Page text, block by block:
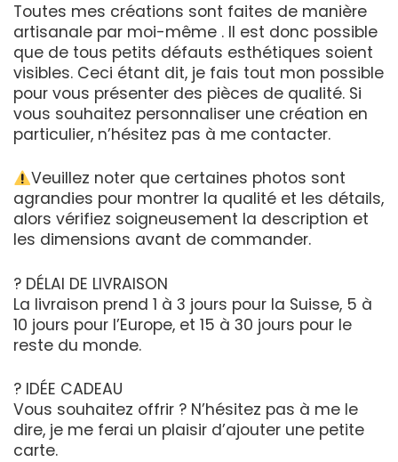
Toutes mes créations sont faites de manière
artisanale par moi-même . Il est donc possible
que de tous petits défauts esthétiques soient
visibles. Ceci étant dit, je fais tout mon possible
pour vous présenter des pièces de qualité. Si
vous souhaitez personnaliser une création en
particulier, n’hésitez pas à me contacter.
Veuillez noter que certaines photos sont
agrandies pour montrer la qualité et les détails,
alors vérifiez soigneusement la description et
les dimensions avant de commander.
? DÉLAI DE LIVRAISON
La livraison prend 1 à 3 jours pour la Suisse, 5 à
10 jours pour l’Europe, et 15 à 30 jours pour le
reste du monde.
? IDÉE CADEAU
Vous souhaitez offrir ? N’hésitez pas à me le
dire, je me ferai un plaisir d’ajouter une petite
carte.